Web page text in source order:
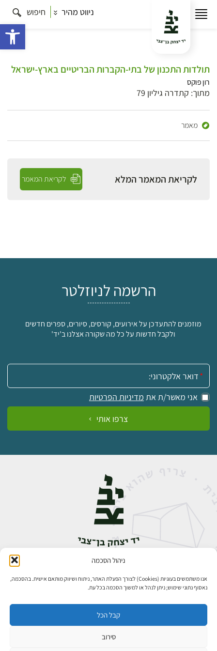
ניהול הסכמה
אנו משתמשים בעוגיות (Cookies) לצורך הפעלת האתר, ניתוח ושיווק מותאם אישית. בהסכמה,
נאסוף נתוני שימוש; ניתן לנהל או למשוך הסכמה בכל עת.
קבל הכל
סירוב
ניווט מהיר חיפוש
תולדות התכנון של בתי-הקברות הבריטיים בארץ-ישראל
רון פוקס
מתוך: קתדרה גיליון 79
מאמר
לקריאת המאמר המלא לקריאת המאמר
הרשמה לניוזלטר
מוזמנים להתעדכן על אירועים, קורסים, סיורים, ספרים חדשים
ולקבל חדשות על כל מה שקורה אצלנו ב'יד'
אימייל:
אני מאשר/ת את מדיניות הפרטיות
צרפו אותי
אבן גבירול 14, רחביה, ירושלים